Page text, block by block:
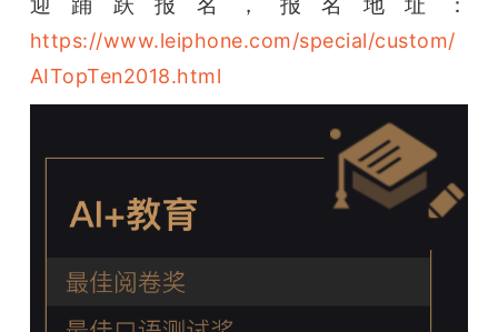
https://www.leiphone.com/special/custom/
AITopTen2018.html